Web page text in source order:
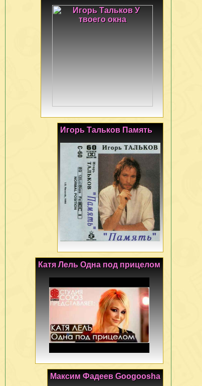
Игорь Тальков Память
Катя Лель Одна под прицелом
Максим Фадеев Googoosha